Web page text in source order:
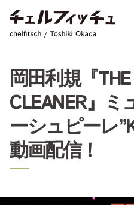
岡田利規『
CLEANER』
ーシュピーレ
動画配信！